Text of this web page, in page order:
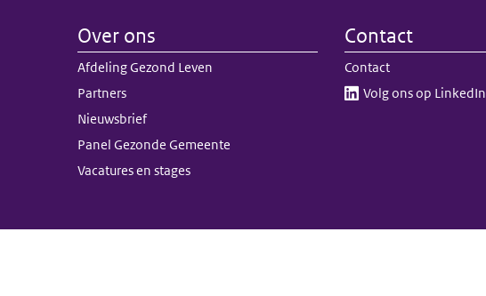
Over ons
Afdeling Gezond Leven
Partners
Nieuwsbrief
Panel Gezonde Gemeente
Vacatures en stages
Contact
Contact
Volg ons op LinkedIn​​